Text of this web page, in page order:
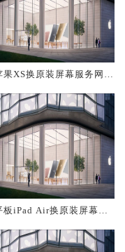
果XS换原装屏幕服务网点
板iPad Air换原装屏幕服